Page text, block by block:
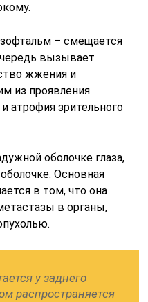
– смещается
вызывает
жжения и
из проявления
атрофия зрительного
оболочке глаза,
Основная
в том, что она
в органы,
у заднего
распространяется